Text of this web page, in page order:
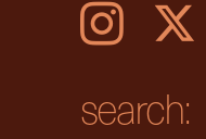
Instagram 𝕏
search: